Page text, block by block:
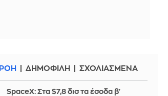
ΡΟΗ ΔΗΜΟΦΙΛΗ ΣΧΟΛΙΑΣΜΕΝΑ
SpaceX: Στα $7,8 δισ τα έσοδα β'